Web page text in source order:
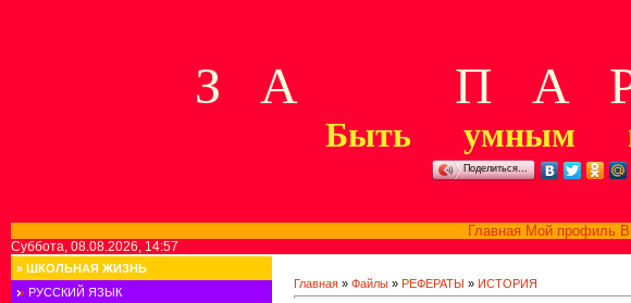
З А П А Р
Быть умным
Поделиться…
Главная Мой профиль
Суббота, 08.08.2026, 14:57
» ШКОЛЬНАЯ ЖИЗНЬ
РУССКИЙ ЯЗЫК
Главная » Файлы » РЕФЕРАТЫ » ИСТОРИЯ